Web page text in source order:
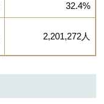
32.4%
2,201,272人